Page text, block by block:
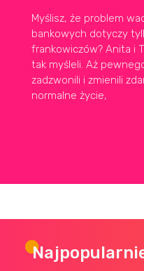
Myślisz, że problem
bankowych dotyczy
frankowiczów? Anita i
tak myśleli. Aż
zadzwonili i zmienili
normalne życie,